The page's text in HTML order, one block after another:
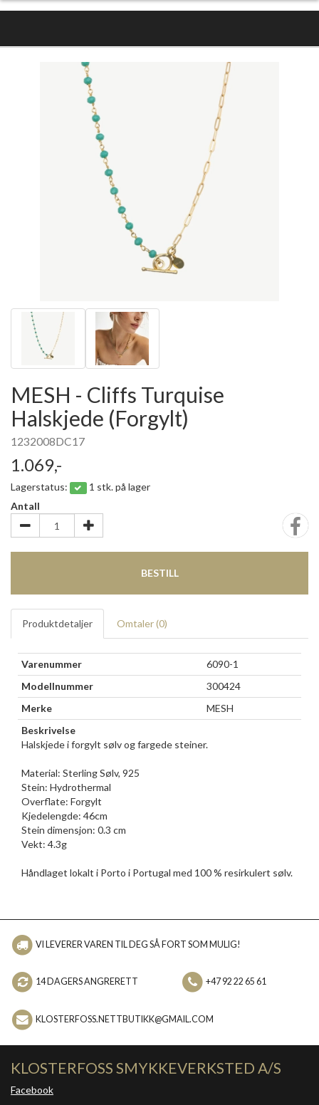
MESH - Cliffs Turquise
Halskjede (Forgylt)
1232008DC17
1.069,-
Lagerstatus:
1 stk. på lager
Antall
BESTILL
Produktdetaljer Omtaler (0)
Varenummer
6090-1
Modellnummer
300424
Merke
MESH
Beskrivelse
Halskjede i forgylt sølv og fargede steiner.
Material: Sterling Sølv, 925
Stein: Hydrothermal
Overflate: Forgylt
Kjedelengde: 46cm
Stein dimensjon: 0.3 cm
Vekt: 4.3g
Håndlaget lokalt i Porto i Portugal med 100 % resirkulert sølv.
VI LEVERER VAREN TIL DEG SÅ FORT SOM MULIG!
14 DAGERS ANGRERETT +47 92 22 65 61
KLOSTERFOSS.NETTBUTIKK@GMAIL.COM
KLOSTERFOSS SMYKKEVERKSTED A/S
Facebook